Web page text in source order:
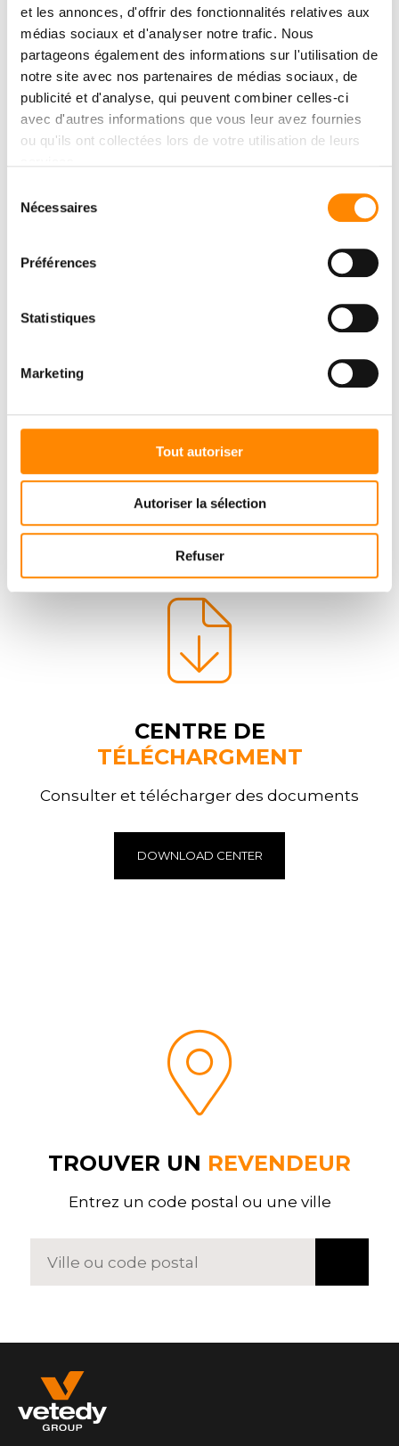
et les annonces, d'offrir des fonctionnalités relatives aux
médias sociaux et d'analyser notre trafic. Nous
partageons également des informations sur l'utilisation de
notre site avec nos partenaires de médias sociaux, de
publicité et d'analyse, qui peuvent combiner celles-ci
avec d'autres informations que vous leur avez fournies
ou qu'ils ont collectées lors de votre utilisation de leurs
Nécessaires
Préférences
Statistiques
Marketing
Tout autoriser
Autoriser la sélection
Refuser
CENTRE DE
TÉLÉCHARGMENT
Consulter et télécharger des documents
DOWNLOAD CENTER
TROUVER UN REVENDEUR
Entrez un code postal ou une ville